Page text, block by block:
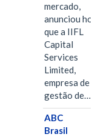
mercado,
anunciou hoje
que a IIFL
Capital
Services
Limited,
empresa de
gestão de…
ABC
Brasil